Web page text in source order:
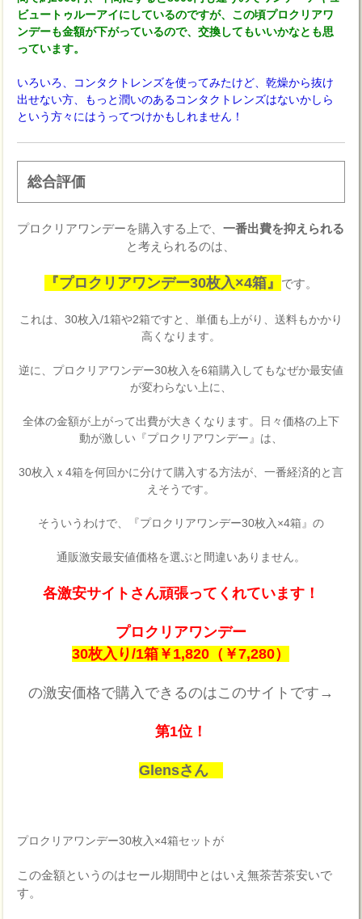
ビュートゥルーアイにしているのですが、この頃プロクリアワ
ンデーも金額が下がっているので、交換してもいいかなとも思
っています。
いろいろ、コンタクトレンズを使ってみたけど、乾燥から抜け
出せない方、もっと潤いのあるコンタクトレンズはないかしら
という方々にはうってつけかもしれません！
総合評価
プロクリアワンデーを購入する上で、一番出費を抑えられる
と考えられるのは、
『プロクリアワンデー30枚入×4箱』 です。
これは、30枚入/1箱や2箱ですと、単価も上がり、送料もかかり
高くなります。
逆に、プロクリアワンデー30枚入を6箱購入してもなぜか最安値
が変わらない上に、
全体の金額が上がって出費が大きくなります。日々価格の上下
動が激しい『プロクリアワンデー』は、
30枚入ｘ4箱を何回かに分けて購入する方法が、一番経済的と言
えそうです。
そういうわけで、『プロクリアワンデー30枚入×4箱』の
通販激安最安値価格を選ぶと間違いありません。
各激安サイトさん頑張ってくれています！
プロクリアワンデー
30枚入り/1箱￥1,820（￥7,280）
の激安価格で購入できるのはこのサイトです→
第1位！
Glensさん
プロクリアワンデー30枚入×4箱セットが
この金額というのはセール期間中とはいえ無茶苦茶安いで
す。